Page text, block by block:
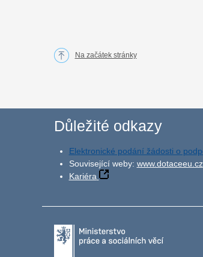
Na začátek stránky
Důležité odkazy
Elektronické podání žádosti o
Související weby: www.dotaceeu.cz
Kariéra